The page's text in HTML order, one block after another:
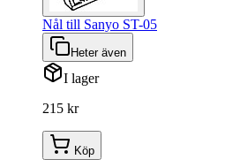
Nål till Sanyo ST-05
Heter även
I lager
215 kr
Köp